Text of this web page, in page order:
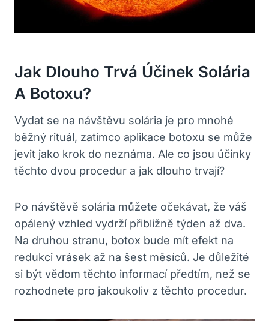
Jak Dlouho Trvá Účinek Solária
A Botoxu?
Vydat se na návštěvu solária je pro mnohé
běžný rituál, zatímco aplikace botoxu se může
jevit jako krok do neznáma. Ale co jsou účinky
těchto dvou procedur a jak dlouho trvají?
Po návštěvě solária můžete očekávat, že váš
opálený vzhled vydrží přibližně týden až dva.
Na druhou stranu, botox bude mít efekt na
redukci vrásek až na šest měsíců. Je důležité
si být vědom těchto informací předtím, než se
rozhodnete pro jakoukoliv z těchto procedur.